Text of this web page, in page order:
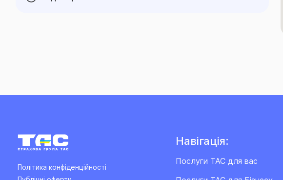
Політика конфіденційності
Навігація:
Послуги ТАС для вас